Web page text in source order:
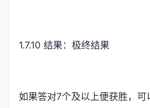
1.7.10 结果：极终结果
如果答对7个及以上便获胜，可